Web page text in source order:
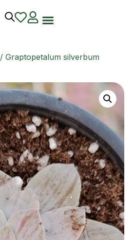
/ Graptopetalum silverbum